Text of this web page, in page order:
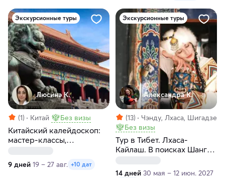
Экскурсионные туры
Люсинэ К.
(1) Китай Без визы
Китайский калейдоскоп:
мастер-классы,
пейзажи
9 дней 19 – 27 авг. +10 дат
Экскурсионные туры
Александра К.
(13)
Чэнду, Лхаса, Шигадзе
Без визы
Тур в Тибет. Лхаса-
Кайлаш. В поисках Шангри
14 дней 30 мая – 12 июн. 2027